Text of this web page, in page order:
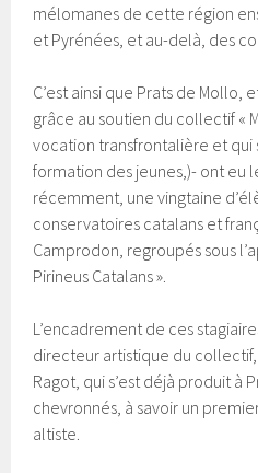
mélomanes de cette région
et Pyrénées, et au-delà, des
C’est ainsi que Prats de Mollo,
grâce au soutien du collectif «
vocation transfrontalière et qui
formation des jeunes,)- ont eu
récemment, une vingtaine
conservatoires catalans et
Camprodon, regroupés sous
Pirineus Catalans ».
L’encadrement de ces
directeur artistique du
Ragot, qui s’est déjà produit à
chevronnés, à savoir un
altiste.